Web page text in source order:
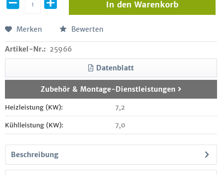
In den Warenkorb
Merken Bewerten
Artikel-Nr.: 25966
Datenblatt
Zubehör & Montage-Dienstleistungen
Heizleistung (KW): 7,2
Kühlleistung (KW): 7,0
Beschreibung